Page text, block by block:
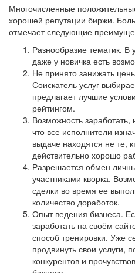
Многочисленные
хорошей репутации биржи.
отмечает следующие
Разнообразие тематик. В
даже у новичка есть
Не принято занижать
Соискатель услуг
предлагает лучшие
рейтингом.
Возможность
что все исполнители
выдаче находятся не те,
действительно хорошо
Разрешается обмен
участниками кворка.
сделки во время ее
количество доработок.
Опыт ведения бизнеса.
заработать на своём
способ тренировки. Уже
продвинуть свои услуги,
конкурентов и